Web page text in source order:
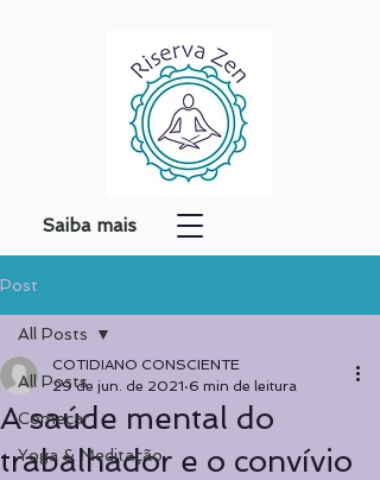
Saiba mais
Post
All Posts
Começar
Yoga & Meditação
All Posts
A saúde mental do
trabalhador e o convívio
COTIDIANO CONSCIENTE
29 de jun. de 2021 6 min de leitura